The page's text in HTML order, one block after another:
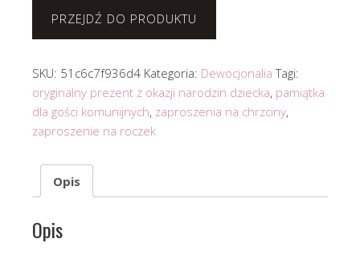
PRZEJDŹ DO PRODUKTU
SKU: 51c6c7f936d4 Kategoria: Dewocjonalia Tagi:
oryginalny prezent z okazji narodzin dziecka, pamiątka
dla gości komunijnych, zaproszenia na chrzciny,
zaproszenie na roczek
Opis
Opis